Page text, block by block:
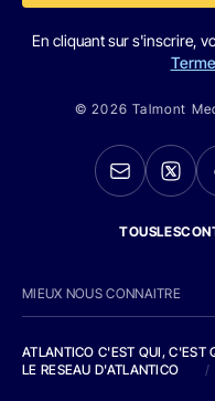
En cliquant sur s'inscrire,
© 2026 Talmont
MIEUX NOUS CONNAITRE
ATLANTICO C'EST QUI, C'EST
LE RESEAU D'ATLANTICO
/